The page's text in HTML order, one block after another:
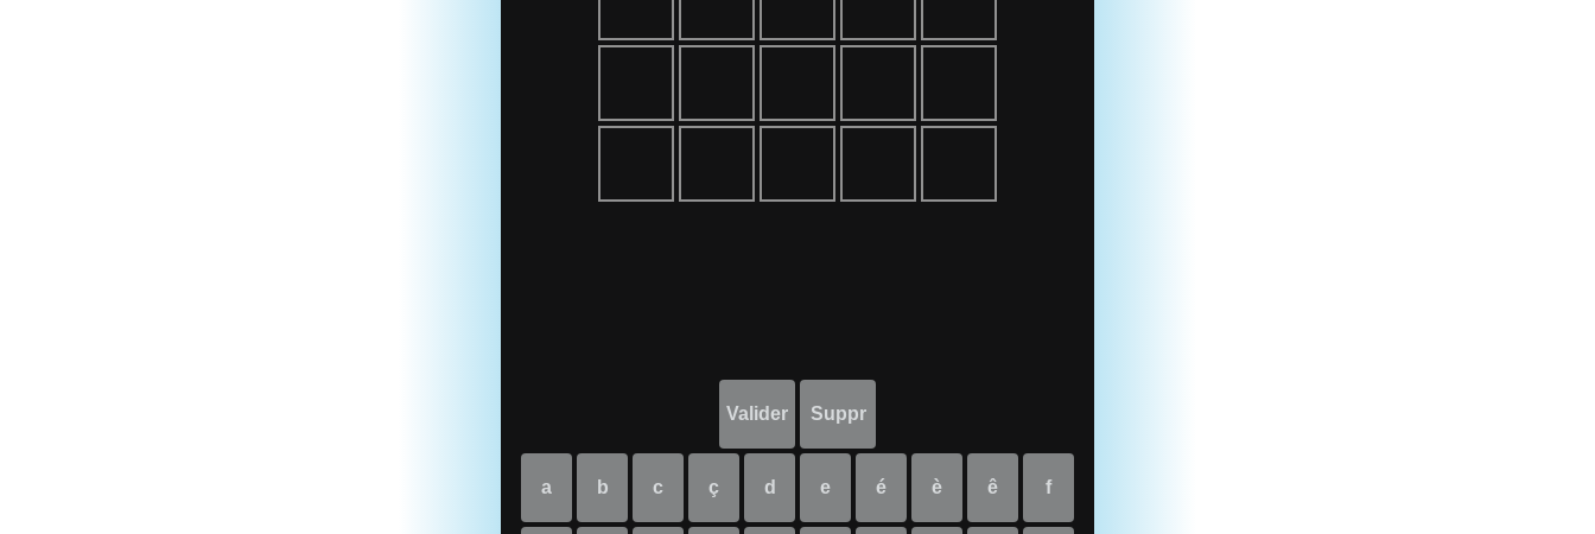
Valider Suppr
a b c ç d e é è ê f